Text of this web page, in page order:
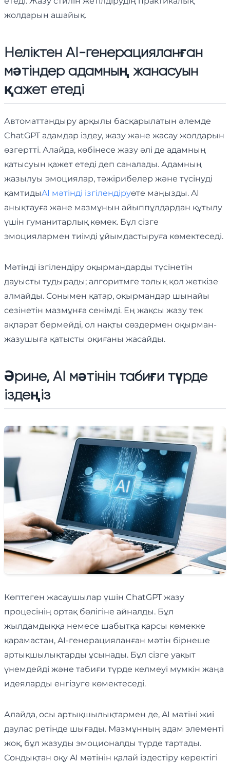
жолдарын ашайық.
Неліктен AI-генерацияланған
мәтіндер адамның жанасуын
қажет етеді
Автоматтандыру арқылы басқарылатын әлемде
ChatGPT адамдар іздеу, жазу және жасау жолдарын
өзгертті. Алайда, көбінесе жазу әлі де адамның
қатысуын қажет етеді деп саналады. Адамның
жазылуы эмоциялар, тәжірибелер және түсінуді
қамтидыAI мәтінді ізгілендіруөте маңызды. AI
анықтауға және мазмұнын айыппұлдардан құтылу
үшін гуманитарлық көмек. Бұл сізге
эмоциялармен тиімді ұйымдастыруға көмектеседі.
Мәтінді ізгілендіру оқырмандарды түсінетін
дауысты тудырады; алгоритмге толық қол жеткізе
алмайды. Сонымен қатар, оқырмандар шынайы
сезінетін мазмұнға сенімді. Ең жақсы жазу тек
ақпарат бермейді, ол нақты сөздермен оқырман-
жазушыға қатысты оқиғаны жасайды.
Әрине, AI мәтінін табиғи түрде
іздеңіз
Көптеген жасаушылар үшін ChatGPT жазу
процесінің ортақ бөлігіне айналды. Бұл
жылдамдыққа немесе шабытқа қарсы көмекке
қарамастан, AI-генерацияланған мәтін бірнеше
артықшылықтарды ұсынады. Бұл сізге уақыт
үнемдейді және табиғи түрде келмеуі мүмкін жаңа
идеяларды енгізуге көмектеседі.
Алайда, осы артықшылықтармен де, AI мәтіні жиі
даулас ретінде шығады. Мазмұнның адам элементі
жоқ, бұл жазуды эмоционалды түрде тартады.
Сондықтан оқу AI мәтінін қалай іздестіру керектігі